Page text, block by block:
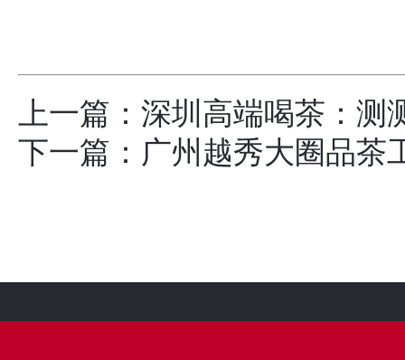
上一篇： 深圳高端喝茶：测
下一篇： 广州越秀大圈品茶